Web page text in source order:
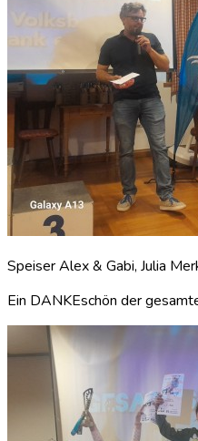
Speiser Alex & Gabi, Julia
Ein DANKEschön der